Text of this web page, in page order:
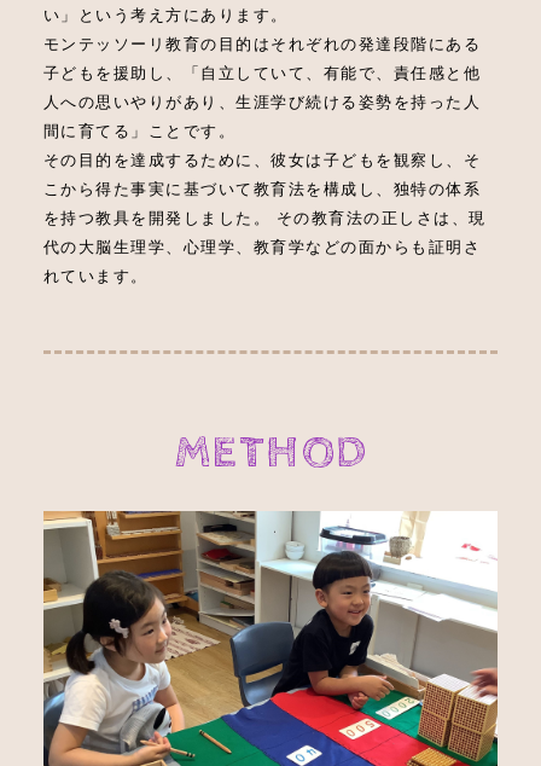
い」という考え方にあります。
モンテッソーリ教育の目的はそれぞれの発達段階にある
子どもを援助し、「自立していて、有能で、責任感と他
人への思いやりがあり、生涯学び続ける姿勢を持った人
間に育てる」ことです。
その目的を達成するために、彼女は子どもを観察し、そ
こから得た事実に基づいて教育法を構成し、独特の体系
を持つ教具を開発しました。 その教育法の正しさは、現
代の大脳生理学、心理学、教育学などの面からも証明さ
れています。
METHOD